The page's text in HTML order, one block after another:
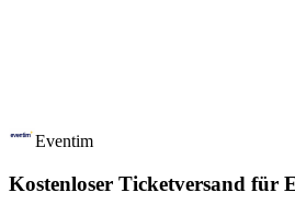
Eventim
Kostenloser Ticketversand für